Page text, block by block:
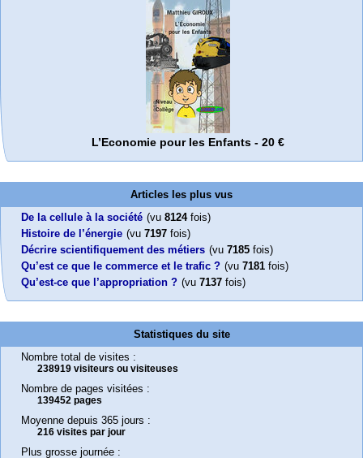
L’Economie pour les Enfants - 20 €
Articles les plus vus
De la cellule à la société (vu 8124fois)
Histoire de l’énergie (vu 7197 fois)
Décrire scientifiquement des métiers (vu 7185 fois)
Qu’est ce que le commerce et le trafic ? (vu 7181 fois)
Qu’est-ce que l’appropriation ? (vu 7137 fois)
Statistiques du site
Nombre total de visites :
238919 visiteurs ou visiteuses
Nombre de pages visitées :
139452 pages
Moyenne depuis 365 jours :
216 visites par jour
Plus grosse journée :